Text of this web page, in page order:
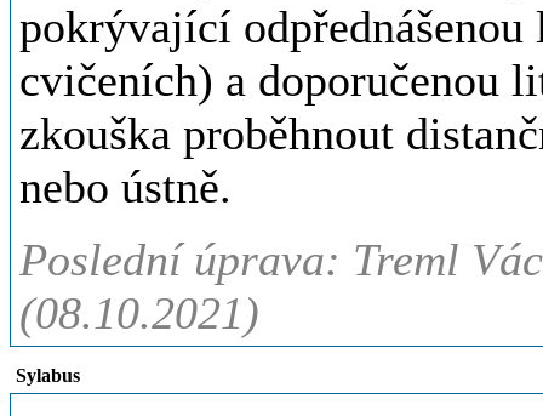
pokrývající
cvičeních) a doporučenou
zkouška proběhnout
nebo ústně.
Poslední úprava: Treml
(08.10.2021)
Sylabus